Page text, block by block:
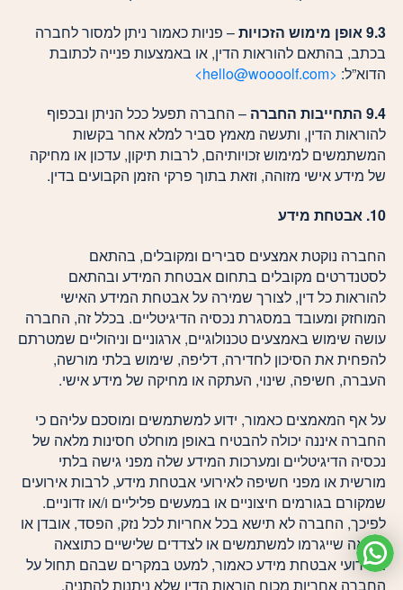
9.3 אופן מימוש הזכויות
– פניות כאמור ניתן למסור לחברה
בכתב, בהתאם להוראות הדין, או באמצעות פנייה לכתובת
הדוא”ל: <hello@woooolf.com>
9.4 התחייבות החברה
– החברה תפעל ככל הניתן ובכפוף
להוראות הדין, ותעשה מאמץ סביר למלא אחר בקשות
המשתמשים למימוש זכויותיהם, לרבות תיקון, עדכון או מחיקה
של מידע אישי מזוהה, וזאת בתוך פרקי הזמן הקבועים בדין.
10. אבטחת מידע
החברה נוקטת אמצעים סבירים ומקובלים, בהתאם
לסטנדרטים מקובלים בתחום אבטחת המידע ובהתאם
להוראות כל דין, לצורך שמירה על אבטחת המידע האישי
המוחזק ומעובד במסגרת נכסיה הדיגיטליים. בכלל זה, החברה
עושה שימוש באמצעים טכנולוגיים, ארגוניים וניהוליים שמטרתם
להפחית את הסיכון לחדירה, דליפה, שימוש בלתי מורשה,
העברה, חשיפה, שינוי, העתקה או מחיקה של מידע אישי.
על אף המאמצים כאמור, ידוע למשתמשים ומוסכם עליהם כי
החברה איננה יכולה להבטיח באופן מוחלט חסינות מלאה של
נכסיה הדיגיטליים ומערכות המידע שלה מפני גישה בלתי
מורשית או מפני חשיפה לאירועי אבטחת מידע, לרבות אירועים
שמקורם בגורמים חיצוניים או במעשים פליליים ו/או זדוניים.
לפיכך, החברה לא תישא בכל אחריות לכל נזק, הפסד, אובדן או
הוצאה שייגרמו למשתמשים או לצדדים שלישיים כתוצאה
מאירועי אבטחת מידע כאמור, למעט במקרים שבהם תחול על
החברה אחריות מכוח הוראות הדין שלא ניתנות להתניה.